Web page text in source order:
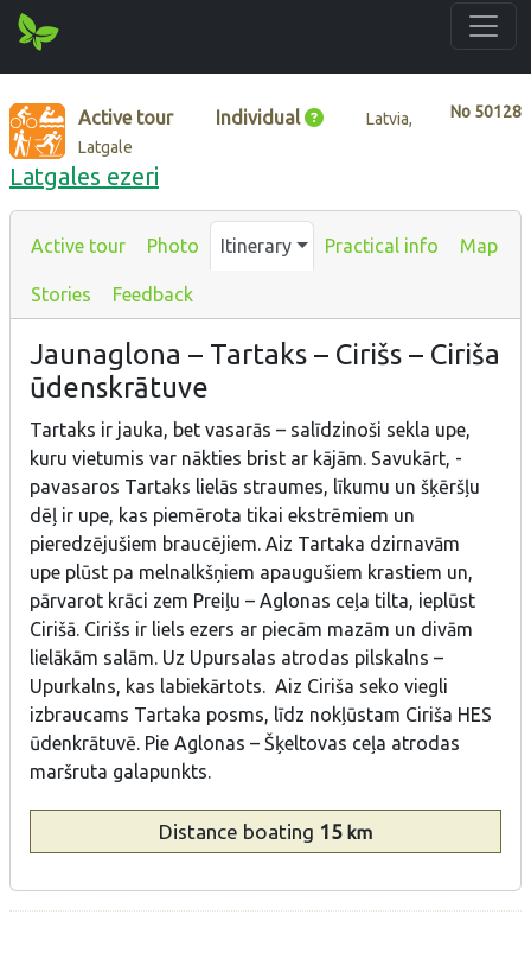
No 50128
Active tour Individual
Latvia,
Latgale
Latgales ezeri
Active tour Photo Itinerary Practical info Map
Stories Feedback
Jaunaglona – Tartaks – Cirišs – Ciriša
ūdenskrātuve
Tartaks ir jauka, bet vasarās – salīdzinoši sekla upe,
kuru vietumis var nākties brist ar kājām. Savukārt, -
pavasaros Tartaks lielās straumes, līkumu un šķēršļu
dēļ ir upe, kas piemērota tikai ekstrēmiem un
pieredzējušiem braucējiem. Aiz Tartaka dzirnavām
upe plūst pa melnalkšņiem apaugušiem krastiem un,
pārvarot krāci zem Preiļu – Aglonas ceļa tilta, ieplūst
Cirišā. Cirišs ir liels ezers ar piecām mazām un divām
lielākām salām. Uz Upursalas atrodas pilskalns –
Upurkalns, kas labiekārtots. Aiz Ciriša seko viegli
izbraucams Tartaka posms, līdz nokļūstam Ciriša HES
ūdenkrātuvē. Pie Aglonas – Šķeltovas ceļa atrodas
maršruta galapunkts.
Distance boating 15 km